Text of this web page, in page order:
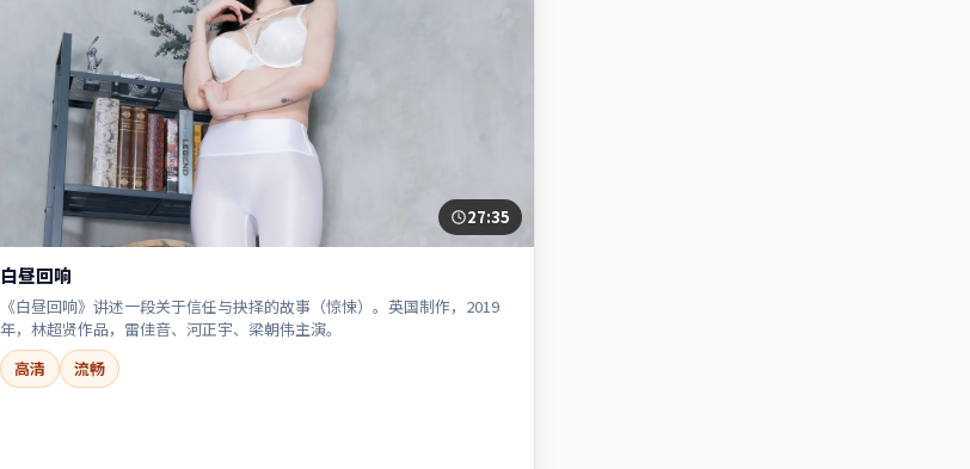
27:35
白昼回响
《白昼回响》讲述一段关于信任与抉择的故事（惊悚）。英国制作，2019
年，林超贤作品，雷佳音、河正宇、梁朝伟主演。
高清
流畅